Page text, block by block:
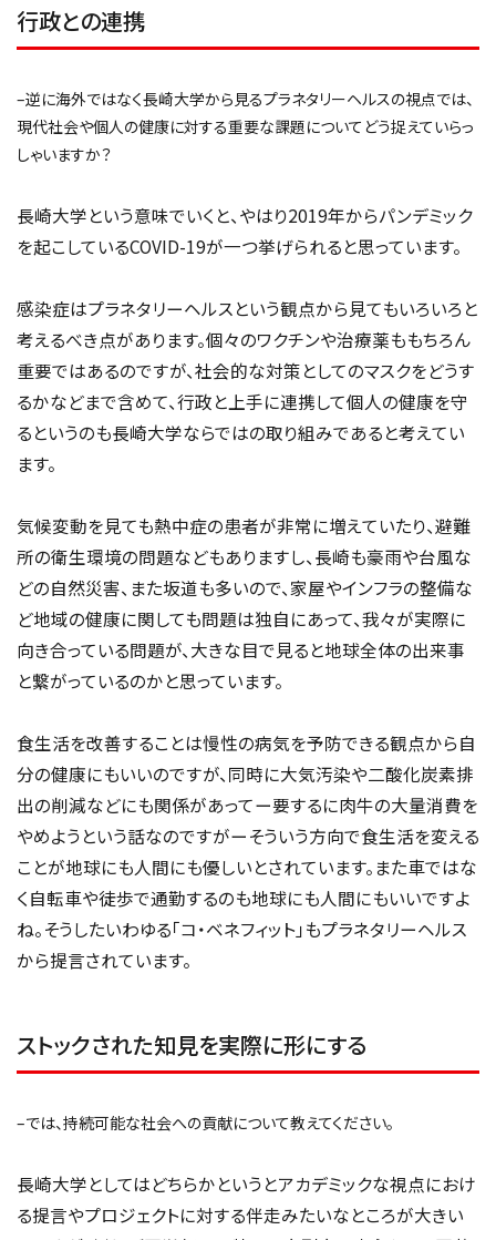
行政との連携
–逆に海外ではなく長崎大学から見るプラネタリーヘルスの視点では、
現代社会や個人の健康に対する重要な課題についてどう捉えていらっ
しゃいますか？
長崎大学という意味でいくと、やはり2019年からパンデミック
を起こしているCOVID-19が一つ挙げられると思っています。
感染症はプラネタリーヘルスという観点から見てもいろいろと
考えるべき点があります。個々のワクチンや治療薬ももちろん
重要ではあるのですが、社会的な対策としてのマスクをどうす
るかなどまで含めて、行政と上手に連携して個人の健康を守
るというのも長崎大学ならではの取り組みであると考えてい
ます。
気候変動を見ても熱中症の患者が非常に増えていたり、避難
所の衛生環境の問題などもありますし、長崎も豪雨や台風な
どの自然災害、また坂道も多いので、家屋やインフラの整備な
ど地域の健康に関しても問題は独自にあって、我々が実際に
向き合っている問題が、大きな目で見ると地球全体の出来事
と繋がっているのかと思っています。
食生活を改善することは慢性の病気を予防できる観点から自
分の健康にもいいのですが、同時に大気汚染や二酸化炭素排
出の削減などにも関係があってー要するに肉牛の大量消費を
やめようという話なのですがーそういう方向で食生活を変える
ことが地球にも人間にも優しいとされています。また車ではな
く自転車や徒歩で通勤するのも地球にも人間にもいいですよ
ね。そうしたいわゆる「コ・ベネフィット」もプラネタリーヘルス
から提言されています。
ストックされた知見を実際に形にする
–では、持続可能な社会への貢献について教えてください。
長崎大学としてはどちらかというとアカデミックな視点におけ
る提言やプロジェクトに対する伴走みたいなところが大きい